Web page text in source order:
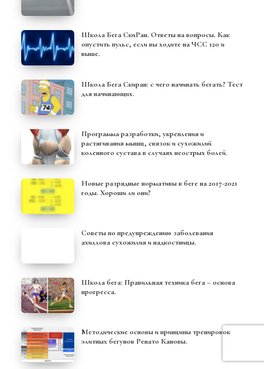
Школа Бега СкиРан. Ответы на вопросы. Как
опустить пульс, если вы ходите на ЧСС 120 и
выше.
Школа Бега Скиран: с чего начинать бегать? Тест
для начинающих.
Программа разработки, укрепления и
растягивания мышц, связок и сухожилий
коленного сустава в случаях неострых болей.
Новые разрядные нормативы в беге на 2017-2021
годы. Хороши ли они?
Советы по предупреждению заболевания
ахиллова сухожилия и надкостницы.
Школа бега: Правильная техника бега – основа
прогресса.
Методические основы и принципы тренировок
элитных бегунов Ренато Кановы.